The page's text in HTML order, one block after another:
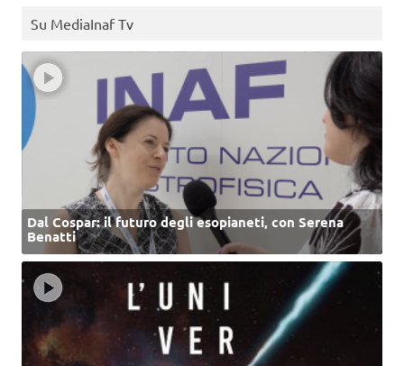
Su MediaInaf Tv
Dal Cospar: il futuro degli esopianeti, con Serena
Benatti